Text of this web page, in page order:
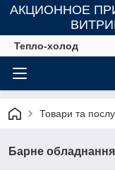
АКЦИОННОЕ
Тепло-холод
Товари та
Барне обладнання